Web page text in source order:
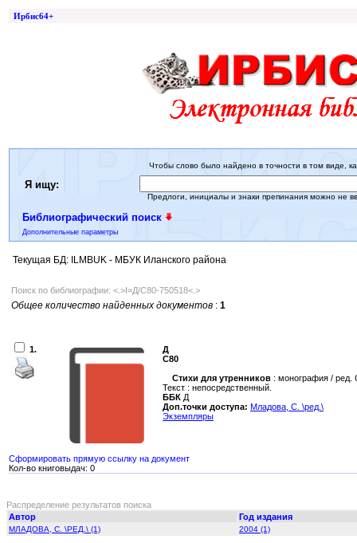
Ирбис64+
Я ищу:
Чтобы слово было найдено в точности в том виде,
Предлоги, инициалы и знаки препинания можно не
Библиографический поиск
Дополнительные параметры
Текущая БД: ILMBUK - МБУК Иланского района
Поиск по библиографии: <.>I=Д/С80-750518<.>
Общее количество найденных документов : 1
1.
Д
С80
Стихи для утренников : монография / ред.
Текст : непосредственный.
ББК Д
Доп.точки доступа: Младова, С. \ред.\
Экземпляры
Сформировать прямую ссылку на документ
Кол-во книговыдач: 0
Распределение результатов поиска
Автор
Год издания
МЛАДОВА, С. \РЕД.\ (1) 2004 (1)